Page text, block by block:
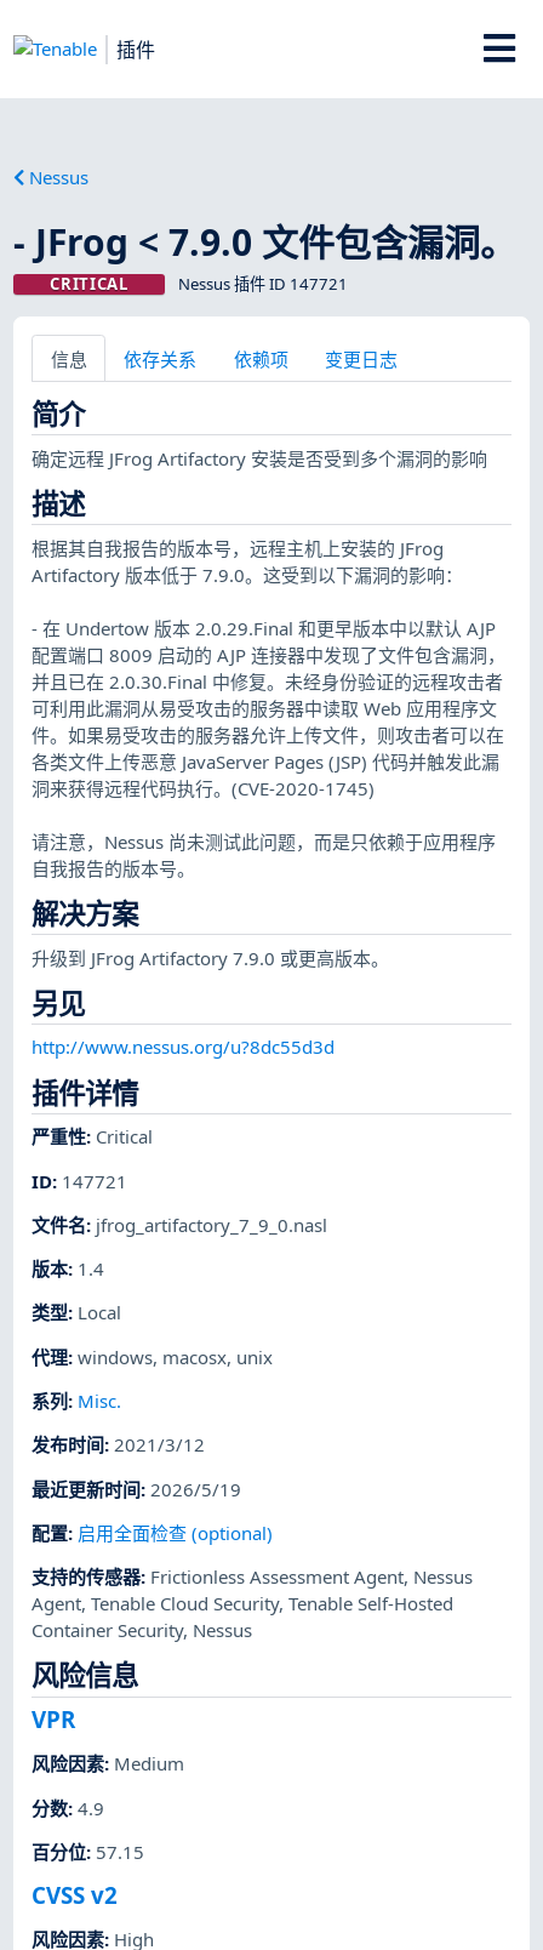
插件
Nessus
- JFrog < 7.9.0 文件包含漏洞。
CRITICAL Nessus 插件 ID 147721
信息 依存关系 依赖项 变更日志
简介
确定远程 JFrog Artifactory 安装是否受到多个漏洞的影响
描述
根据其自我报告的版本号，远程主机上安装的 JFrog
Artifactory 版本低于 7.9.0。这受到以下漏洞的影响：
- 在 Undertow 版本 2.0.29.Final 和更早版本中以默认 AJP
配置端口 8009 启动的 AJP 连接器中发现了文件包含漏洞，
并且已在 2.0.30.Final 中修复。未经身份验证的远程攻击者
可利用此漏洞从易受攻击的服务器中读取 Web 应用程序文
件。如果易受攻击的服务器允许上传文件，则攻击者可以在
各类文件上传恶意 JavaServer Pages (JSP) 代码并触发此漏
洞来获得远程代码执行。(CVE-2020-1745)
请注意，Nessus 尚未测试此问题，而是只依赖于应用程序
自我报告的版本号。
解决方案
升级到 JFrog Artifactory 7.9.0 或更高版本。
另见
http://www.nessus.org/u?8dc55d3d
插件详情
严重性: Critical
ID: 147721
文件名: jfrog_artifactory_7_9_0.nasl
版本: 1.4
类型: Local
代理:windows, macosx, unix
系列 : Misc.
发布时间:2021/3/12
最近更新时间: 2026/5/19
配置: 启用全面检查 (optional)
支持的传感器: Frictionless Assessment Agent, Nessus
Agent,Tenable Cloud Security,Tenable Self-Hosted
Container Security, Nessus
风险信息
VPR
风险因素: Medium
分数:4.9
百分位: 57.15
CVSS v2
风险因素: High